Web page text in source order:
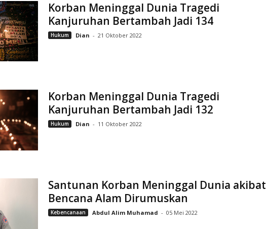
Korban Meninggal Dunia Tragedi
Kanjuruhan Bertambah Jadi 134
Hukum Dian - 21 Oktober 2022
Korban Meninggal Dunia Tragedi
Kanjuruhan Bertambah Jadi 132
Hukum Dian - 11 Oktober 2022
Santunan Korban Meninggal Dunia akibat
Bencana Alam Dirumuskan
Kebencanaan Abdul Alim Muhamad - 05 Mei 2022